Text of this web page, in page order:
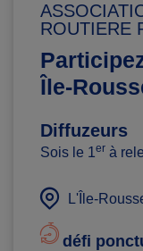
ROUTIERE
Île-
Diffuzeurs
Sois le 1er à
L'Île-
défi